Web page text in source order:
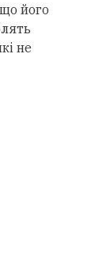
його
не